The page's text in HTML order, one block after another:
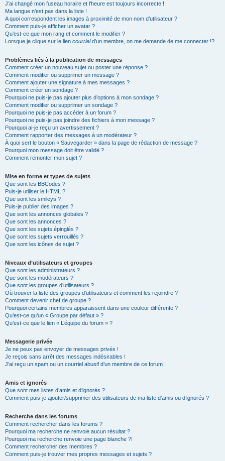
J’ai changé mon fuseau horaire et l’heure est toujours incorrecte !
Ma langue n’est pas dans la liste !
A quoi correspondent les images à proximité de mon nom d’utilisateur ?
Comment puis-je afficher un avatar ?
Qu’est-ce que mon rang et comment le modifier ?
Lorsque je clique sur le lien courrield’un membre, on me demande de me connecter !?
Problèmes liés à la publication de messages
Comment créer un nouveau sujet ou poster une réponse ?
Comment modifier ou supprimer un message ?
Comment ajouter une signature à mes messages ?
Comment créer un sondage ?
Pourquoi ne puis-je pas ajouter plus d’options à mon sondage ?
Comment modifier ou supprimer un sondage ?
Pourquoi ne puis-je pas accéder à un forum ?
Pourquoi ne puis-je pas joindre des fichiers à mon message ?
Pourquoi ai-je reçu un avertissement ?
Comment rapporter des messages à un modérateur ?
À quoi sert le bouton « Sauvegarder » dans la page de rédaction de message ?
Pourquoi mon message doit être validé ?
Comment remonter mon sujet ?
Mise en forme et types de sujets
Que sont les BBCodes ?
Puis-je utiliser le HTML ?
Que sont les smileys ?
Puis-je publier des images ?
Que sont les annonces globales ?
Que sont les annonces ?
Que sont les sujets épinglés ?
Que sont les sujets verrouillés ?
Que sont les icônes de sujet ?
Niveaux d’utilisateurs et groupes
Que sont les administrateurs ?
Que sont les modérateurs ?
Que sont les groupes d’utilisateurs ?
Où trouver la liste des groupes d’utilisateurs et comment les rejoindre ?
Comment devenir chef de groupe ?
Pourquoi certains membres apparaissent dans une couleur différente ?
Qu’est-ce qu’un « Groupe par défaut » ?
Qu’est-ce que le lien « L’équipe du forum » ?
Messagerie privée
Je ne peux pas envoyer de messages privés !
Je reçois sans arrêt des messages indésirables !
J’ai reçu un spam ou un courriel abusif d’un membre de ce forum !
Amis et ignorés
Que sont mes listes d’amis et d’ignorés ?
Comment puis-je ajouter/supprimer des utilisateurs de ma liste d’amis ou d’ignorés ?
Recherche dans les forums
Comment rechercher dans les forums ?
Pourquoi ma recherche ne renvoie aucun résultat ?
Pourquoi ma recherche renvoie une page blanche ?!
Comment rechercher des membres ?
Comment puis-je trouver mes propres messages et sujets ?